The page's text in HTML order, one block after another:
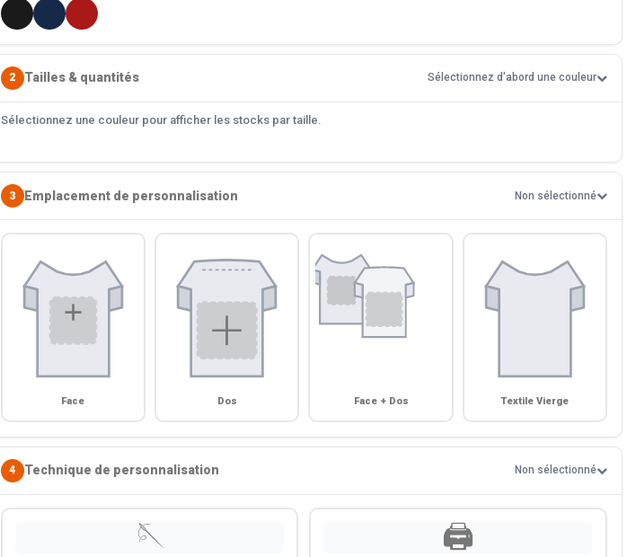
2 Tailles & quantités Sélectionnez d'abord une couleur
Sélectionnez une couleur pour afficher les stocks par taille.
3 Emplacement de personnalisation Non sélectionné
Face Dos Face + Dos Textile Vierge
4 Technique de personnalisation Non sélectionné
🪡 🖨️